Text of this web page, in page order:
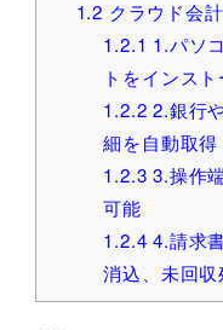
1.2 クラウド会
1.2.1 1.パソ
トをインス
1.2.2 2.銀行
細を自動取得
1.2.3 3.操作
可能
1.2.4 4.請求
消込、未回